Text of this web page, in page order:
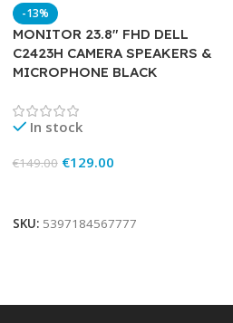
-13%
MONITOR 23.8″ FHD DELL
C2423H CAMERA SPEAKERS &
MICROPHONE BLACK
In stock
€149.00 €129.00
SKU: 5397184567777